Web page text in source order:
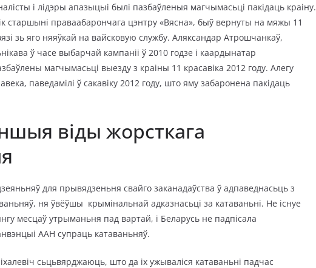
і лідэры апазыцыі былі пазбаўленыя магчымасьці пакідаць краіну.
старшыні праваабарончага цэнтру «Вясна», быў вернуты на мяжы 11
зь яго няяўкай на вайсковую службу. Аляксандар Атрошчанкаў,
ў часе выбарчай кампаніі ў 2010 годзе і каардынатар
магчымасьці выезду з краіны 11 красавіка 2012 году. Алегу
паведамілі ў сакавіку 2012 году, што яму забаронена пакідаць
віды жорсткага
для прывядзеньня свайго заканадаўства ў адпаведнасьць з
ня ўвёўшы крымінальнай адказнасьці за катаваньні. Не існуе
месцаў утрыманьня пад вартай, і Беларусь не падпісала
ААН супраць катаваньняў.
сьцьвярджаюць, што да іх ужываліся катаваньні падчас